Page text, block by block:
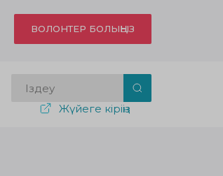
ВОЛОНТЕР БОЛЫҢЫЗ
Жүйеге кіріңіз